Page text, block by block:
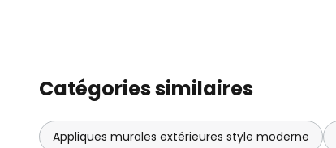
Catégories similaires
Appliques murales extérieures style moderne